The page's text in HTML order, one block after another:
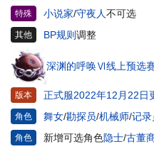
特殊 小说家/守夜人不可选
其他 BP规则调整
深渊的呼唤Ⅵ线上预选
版本 正式服2022年12月22日
角色 舞女/勘探员/机械师/记录
角色 新增可选角色隐士/古董